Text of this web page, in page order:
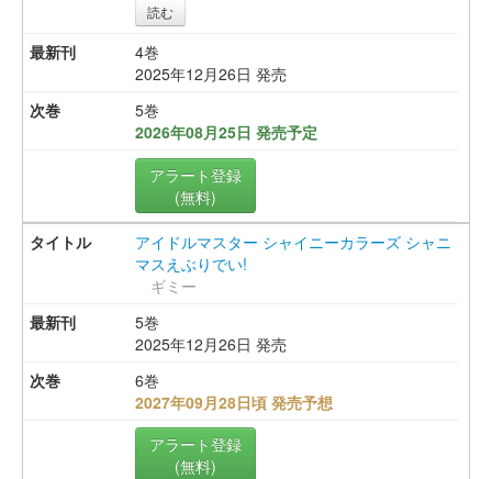
読む
4巻
2025年12月26日 発売
5巻
2026年08月25日 発売予定
アラート登録
(無料)
アイドルマスター シャイニーカラーズ シャニ
マスえぶりでい!
ギミー
5巻
2025年12月26日 発売
6巻
2027年09月28日頃 発売予想
アラート登録
(無料)